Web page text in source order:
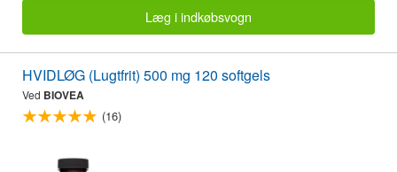
Læg i indkøbsvogn
HVIDLØG (Lugtfrit) 500 mg 120 softgels
Ved BIOVEA
(16)